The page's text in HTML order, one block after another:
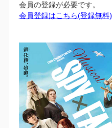
会員の登録が必要です。
会員登録はこちら(登録無料)